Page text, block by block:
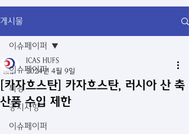
게시물
이슈페이퍼
특강
공지사항
이슈페이퍼
이슈페이퍼
[카자흐스탄] 카자흐스탄, 러시아 산 축
산품 수입 제한
ICAS HUFS
2024년 4월 9일